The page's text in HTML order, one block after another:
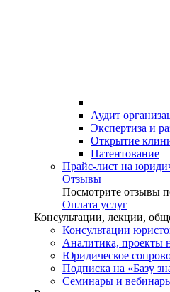
Аудит
Экспертиза и
Открытие
Патентование
Прайс-лист на
Отзывы
Посмотрите отзывы
Оплата услуг
Консультации, лекции,
Консультации
Аналитика, проекты
Юридическое
Подписка на «Базу
Семинары и